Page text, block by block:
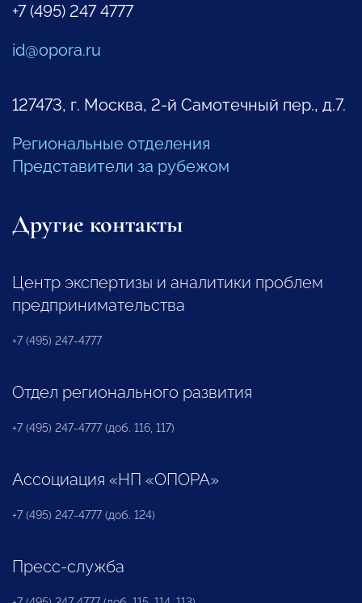
+7 (495) 247 4777
id@opora.ru
127473, г. Москва, 2-й Самотечный пер., д.7.
Региональные отделения
Представители за рубежом
Другие контакты
Центр экспертизы и аналитики проблем
предпринимательства
+7 (495) 247-4777
Отдел регионального развития
+7 (495) 247-4777 (доб. 116, 117)
Ассоциация «НП «ОПОРА»
+7 (495) 247-4777 (доб. 124)
Пресс-служба